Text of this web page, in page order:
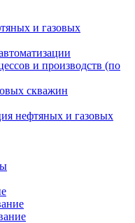
и газовых
и производств (по
скважин
нефтяных и газовых